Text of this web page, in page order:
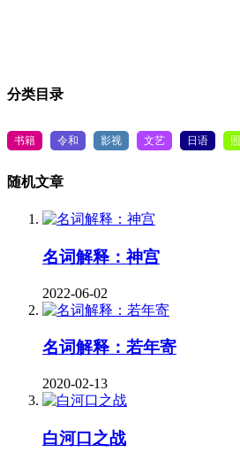
分类目录
书籍 令和 影视 文艺 日语
随机文章
名词解释：神宫
2022-06-02
名词解释：若年寄
2020-02-13
白河口之战